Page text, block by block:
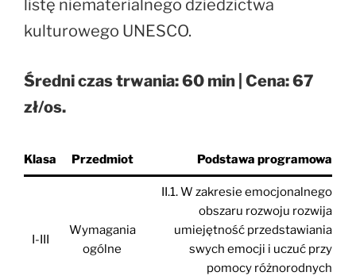
listę niematerialnego dziedzictwa
kulturowego UNESCO.
Średni czas trwania: 60 min | Cena: 67
zł/os.
Klasa Przedmiot Podstawa programowa
I-III
Wymagania
ogólne
II.1. W zakresie emocjonalnego
obszaru rozwoju rozwija
umiejętność przedstawiania
swych emocji i uczuć przy
pomocy różnorodnych